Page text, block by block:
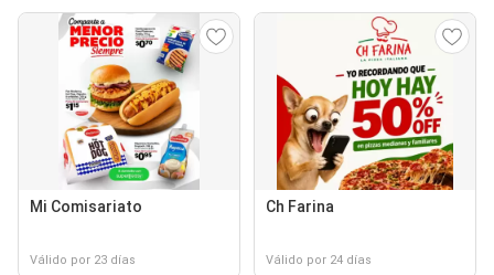
Mi Comisariato
Válido por 23 días
Ch Farina
Válido por 24 días